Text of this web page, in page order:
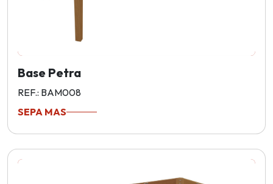
Base Petra
REF.: BAM008
SEPA MAS